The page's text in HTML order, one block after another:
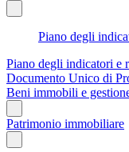
Piano degli
Piano degli indicatori e
Documento Unico di
Beni immobili e
Patrimonio immobiliare